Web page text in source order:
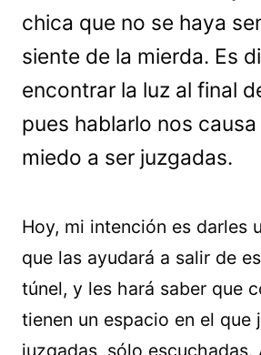
chica que no se haya
siente de la mierda. Es
encontrar la luz al final
pues hablarlo nos
miedo a ser juzgadas.
Hoy, mi intención es darles
que las ayudará a salir de
túnel, y les hará saber que
tienen un espacio en el que
juzgadas, sólo escuchadas.